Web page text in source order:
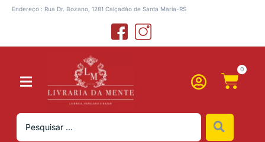
Endereço : Rua Dr. Bozano, 1281 Calçadão de Santa Maria-RS
0